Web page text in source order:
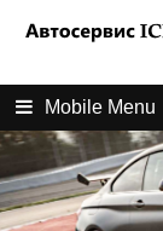
Mobile Menu